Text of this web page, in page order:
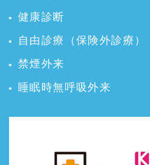
健康診断
自由診療（保険外診療）
禁煙外来
睡眠時無呼吸外来